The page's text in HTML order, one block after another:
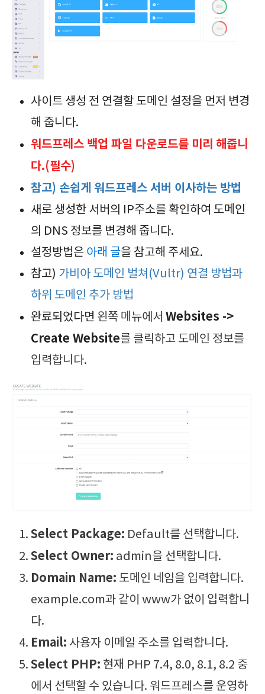
사이트 생성 전 연결할 도메인 설정을 먼저 변경
해 줍니다.
워드프레스 백업 파일 다운로드를 미리 해줍니
다.(필수)
참고) 손쉽게 워드프레스 서버 이사하는 방법
새로 생성한 서버의 IP주소를 확인하여 도메인
의 DNS 정보를 변경해 줍니다.
설정방법은 아래 글을 참고해 주세요.
참고) 가비아 도메인 벌쳐(Vultr) 연결 방법과
하위 도메인 추가 방법
완료되었다면 왼쪽 메뉴에서 Websites ->
Create Website를 클릭하고 도메인 정보를
입력합니다.
Select Package: Default를 선택합니다.
Select Owner: admin을 선택합니다.
Domain Name: 도메인 네임을 입력합니다.
example.com과 같이 www가 없이 입력합니
다.
Email: 사용자 이메일 주소를 입력합니다.
Select PHP: 현재 PHP 7.4, 8.0, 8.1, 8.2 중
에서 선택할 수 있습니다. 워드프레스를 운영하